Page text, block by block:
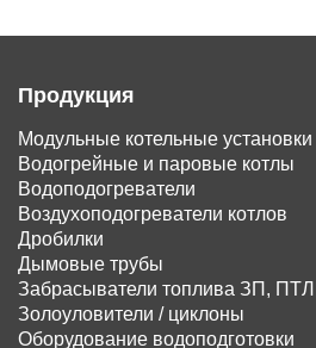
Продукция
Модульные котельные установки
Водогрейные и паровые котлы
Водоподогреватели
Воздухоподогреватели котлов
Дробилки
Дымовые трубы
Забрасыватели топлива ЗП, ПТЛ
Золоуловители / циклоны
Оборудование водоподготовки